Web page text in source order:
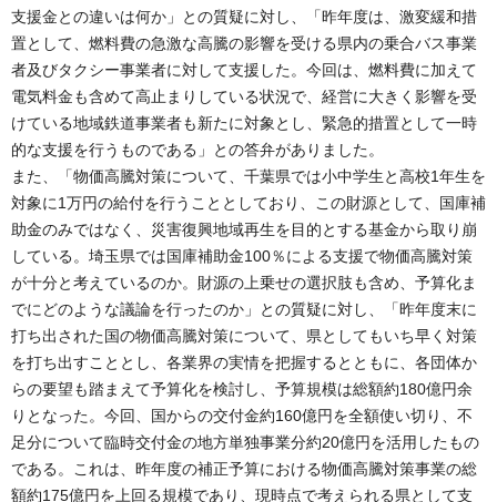
支援金との違いは何か」との質疑に対し、「昨年度は、激変緩和措
置として、燃料費の急激な高騰の影響を受ける県内の乗合バス事業
者及びタクシー事業者に対して支援した。今回は、燃料費に加えて
電気料金も含めて高止まりしている状況で、経営に大きく影響を受
けている地域鉄道事業者も新たに対象とし、緊急的措置として一時
的な支援を行うものである」との答弁がありました。
また、「物価高騰対策について、千葉県では小中学生と高校1年生を
対象に1万円の給付を行うこととしており、この財源として、国庫補
助金のみではなく、災害復興地域再生を目的とする基金から取り崩
している。埼玉県では国庫補助金100％による支援で物価高騰対策
が十分と考えているのか。財源の上乗せの選択肢も含め、予算化ま
でにどのような議論を行ったのか」との質疑に対し、「昨年度末に
打ち出された国の物価高騰対策について、県としてもいち早く対策
を打ち出すこととし、各業界の実情を把握するとともに、各団体か
らの要望も踏まえて予算化を検討し、予算規模は総額約180億円余
りとなった。今回、国からの交付金約160億円を全額使い切り、不
足分について臨時交付金の地方単独事業分約20億円を活用したもの
である。これは、昨年度の補正予算における物価高騰対策事業の総
額約175億円を上回る規模であり、現時点で考えられる県として支